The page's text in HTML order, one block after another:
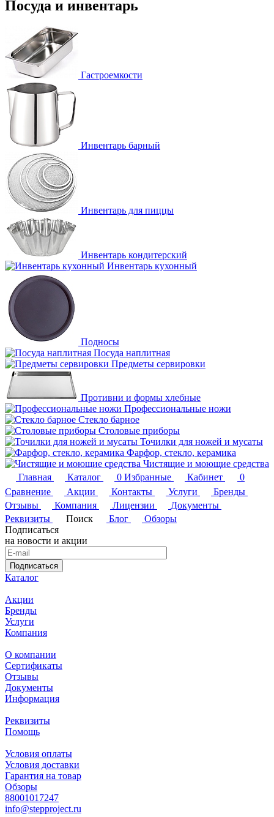
Посуда и инвентарь
Гастроемкости
Инвентарь барный
Инвентарь для пиццы
Инвентарь кондитерский
Инвентарь кухонный
Подносы
Посуда наплитная
Предметы сервировки
Противни и формы хлебные
Профессиональные ножи
Стекло барное
Столовые приборы
Точилки для ножей и мусаты
Фарфор, стекло, керамика
Чистящие и моющие средства
Главная
Каталог 0 Избранные Кабинет
0
Сравнение
Акции Контакты Услуги
Бренды
Отзывы
Компания Лицензии
Документы
Реквизиты
Поиск Блог
Обзоры
Подписаться
на новости и акции
Подписаться
Каталог
Акции
Бренды
Услуги
Компания
О компании
Сертификаты
Отзывы
Документы
Информация
Реквизиты
Помощь
Условия оплаты
Условия доставки
Гарантия на товар
Обзоры
88001017247
info@stepproject.ru